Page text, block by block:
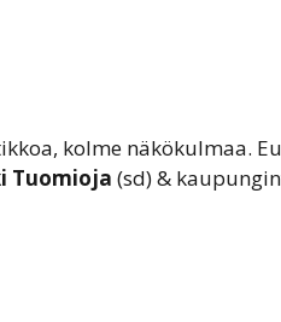
kolme näkökulmaa.
Tuomioja (sd) &